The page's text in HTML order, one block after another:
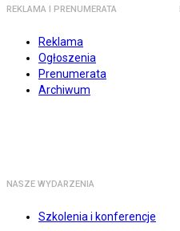
REKLAMA I PRENUMERATA
Reklama
Ogłoszenia
Prenumerata
Archiwum
NASZE WYDARZENIA
Szkolenia i konferencje